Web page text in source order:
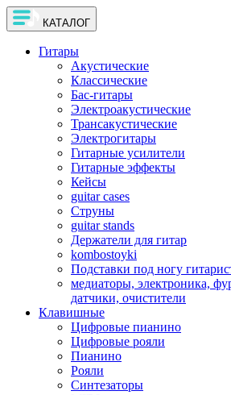
КАТАЛОГ
Гитары
Акустические
Классические
Бас-гитары
Электроакустические
Трансакустические
Электрогитары
Гитарные усилители
Гитарные эффекты
Кейсы
guitar cases
Струны
guitar stands
Держатели для гитар
kombostoyki
Подставки под ногу
медиаторы, электроника,
датчики, очистители
Клавишные
Цифровые пианино
Цифровые рояли
Пианино
Рояли
Синтезаторы